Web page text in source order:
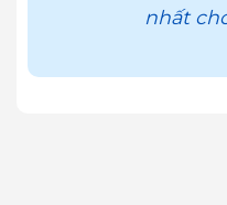
nhất